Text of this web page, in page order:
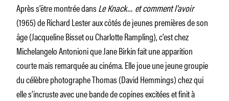
Après s’être montrée dansLe Knack… et comment l’avoir
(1965) de Richard Lester aux côtés de jeunes premières de son
âge (Jacqueline Bisset ou Charlotte Rampling), c’est chez
Michelangelo Antonioni que Jane Birkin fait une apparition
courte mais remarquée au cinéma. Elle joue une jeune groupie
du célèbre photographe Thomas (David Hemmings) chez qui
elle s’incruste avec une bande de copines excitées et finit à